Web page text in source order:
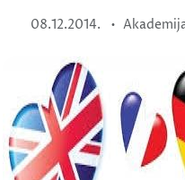
08.12.2014. •